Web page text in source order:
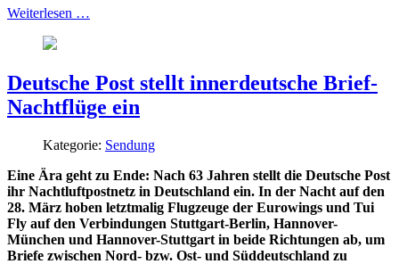
Weiterlesen …
Deutsche Post stellt innerdeutsche Brief-
Nachtflüge ein
Kategorie: Sendung
Eine Ära geht zu Ende: Nach 63 Jahren stellt die Deutsche Post
ihr Nachtluftpostnetz in Deutschland ein. In der Nacht auf den
28. März hoben letztmalig Flugzeuge der Eurowings und Tui
Fly auf den Verbindungen Stuttgart-Berlin, Hannover-
München und Hannover-Stuttgart in beide Richtungen ab, um
Briefe zwischen Nord- bzw. Ost- und Süddeutschland zu